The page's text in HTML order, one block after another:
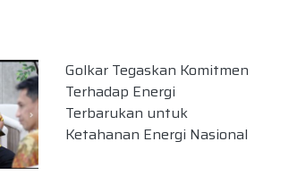
Golkar Tegaskan Komitmen
Terhadap Energi
Terbarukan untuk
Ketahanan Energi Nasional